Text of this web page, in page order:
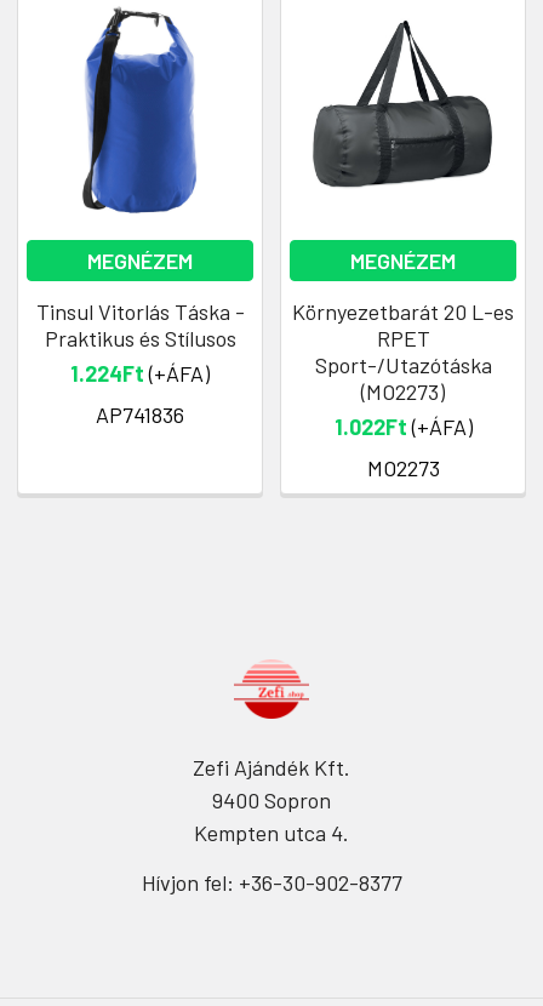
MEGNÉZEM
Tinsul Vitorlás Táska -
Praktikus és Stílusos
1.224Ft(+ÁFA)
AP741836
MEGNÉZEM
Környezetbarát 20 L-es
RPET
Sport-/Utazótáska
(MO2273)
1.022Ft(+ÁFA)
MO2273
Zefi Ajándék Kft.
9400 Sopron
Kempten utca 4.
Hívjon fel: +36-30-902-8377